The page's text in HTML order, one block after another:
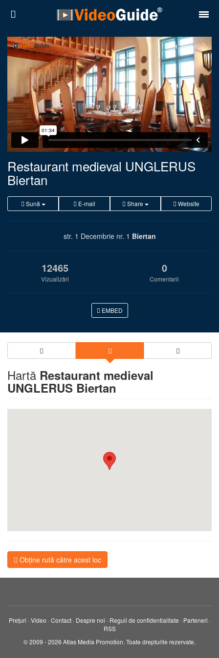
Restaurant medieval UNGLERUS
Biertan
Sună E-mail Share Website
str. 1 Decembrie nr. 1 Biertan
12465
Vizualizări
0
Comentarii
EMBED
Hartă Restaurant medieval
UNGLERUS Biertan
Obține rută către acest loc
Prețuri ·Video ·Contact· Despre noi · Reguli de confidentialitate · Parteneri ·
RSS
© 2009 - 2026 Atlas Media Promotion. Toate drepturile rezervate.
Locuri
Destinații
Prețuri
Contact
Despre noi
Reguli de confidentialitate
Română
English